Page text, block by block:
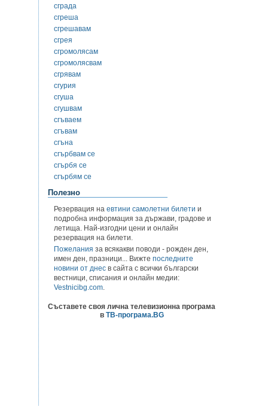
сграда
сгреша
сгрешавам
сгрея
сгромолясам
сгромолясвам
сгрявам
сгурия
сгуша
сгушвам
сгъваем
сгъвам
сгъна
сгърбвам се
сгърбя се
сгърбям се
Полезно
Резервация на евтини самолетни билети и
подробна информация за държави, градове и
летища. Най-изгодни цени и онлайн
резервация на билети.
Пожелания за всякакви поводи - рожден ден,
имен ден, празници... Вижте последните
новини от днес в сайта с всички български
вестници, списания и онлайн медии:
Vestnicibg.com.
Съставете своя лична телевизионна програма
в ТВ-програма.BG